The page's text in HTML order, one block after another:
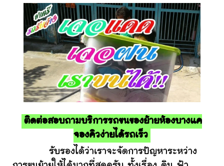
ติดต่อสอบถามบริการรถขนของย้ายห้องบางแค
จองคิวง่ายได้รถเร็ว
รับรองได้ว่าเราจะจัดการปัญหาระหว่าง